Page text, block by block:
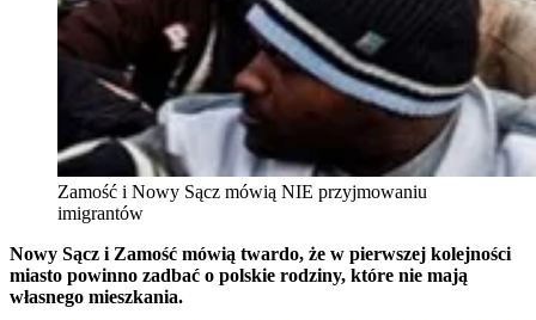
Zamość i Nowy Sącz mówią NIE przyjmowaniu
imigrantów
Nowy Sącz i Zamość mówią twardo, że w pierwszej kolejności
miasto powinno zadbać o polskie rodziny, które nie mają
własnego mieszkania.